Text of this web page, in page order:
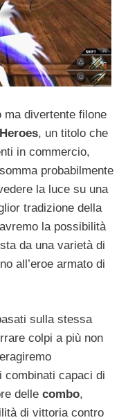
ma divertente filone
, un titolo che
in commercio,
probabilmente
la luce su una
tradizione della
la possibilità
da una varietà di
all’eroe armato di
sulla stessa
colpi a più non
combinati capaci di
delle combo,
di vittoria contro